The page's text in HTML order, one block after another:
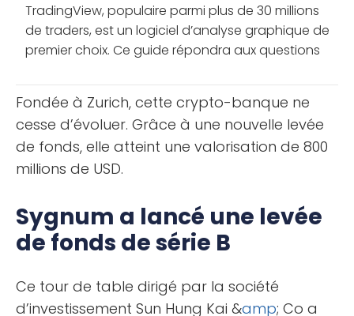
TradingView, populaire parmi plus de 30 millions
de traders, est un logiciel d’analyse graphique de
premier choix. Ce guide répondra aux questions
Fondée à Zurich, cette crypto-banque ne
cesse d’évoluer. Grâce à une nouvelle levée
de fonds, elle atteint une valorisation de 800
millions de USD.
Sygnum a lancé une levée
de fonds de série B
Ce tour de table dirigé par la société
d’investissement Sun Hung Kai &amp; Co a